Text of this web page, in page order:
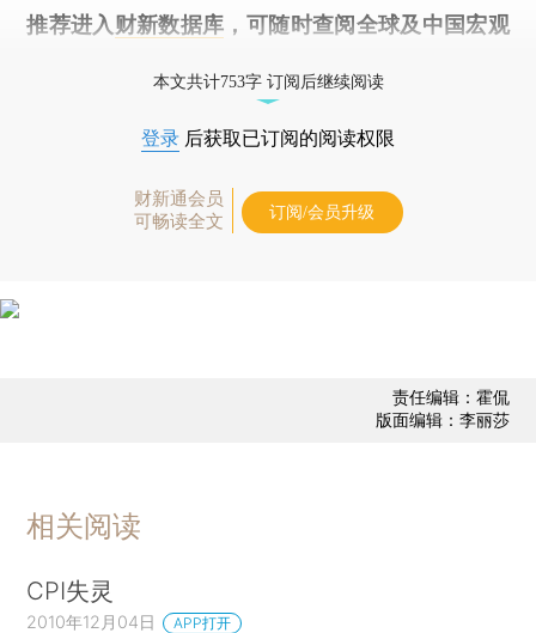
推荐进入 财新数据库 ，可随时查阅全球及中国宏观
本文共计753字 订阅后继续阅读
登录 后获取已订阅的阅读权限
财新通会员
可畅读全文
订阅/会员升级
责任编辑：霍侃
版面编辑：李丽莎
相关阅读
CPI失灵
2010年12月04日 APP打开